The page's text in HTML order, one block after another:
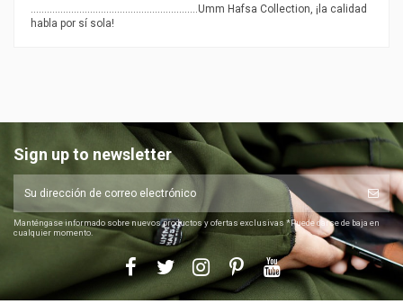
..............................................................Umm Hafsa Collection, ¡la calidad
habla por sí sola!
Sign up to newsletter
Manténgase informado sobre nuevos productos y ofertas exclusivas *Puede darse de baja en
cualquier momento.